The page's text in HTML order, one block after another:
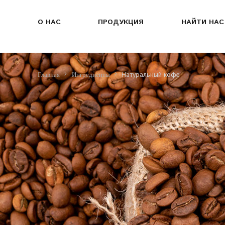
О НАС ПРОДУКЦИЯ НАЙТИ НАС
Главная Ингредиенты Натуральный кофе